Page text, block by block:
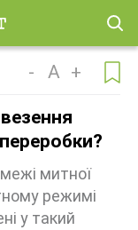
- A +
митної
режимі
у такий